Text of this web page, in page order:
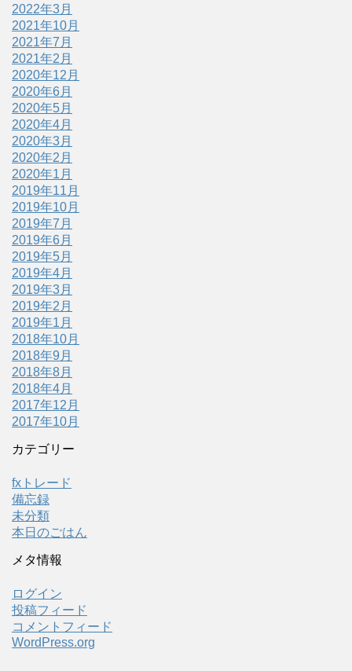
2022年3月
2021年10月
2021年7月
2021年2月
2020年12月
2020年6月
2020年5月
2020年4月
2020年3月
2020年2月
2020年1月
2019年11月
2019年10月
2019年7月
2019年6月
2019年5月
2019年4月
2019年3月
2019年2月
2019年1月
2018年10月
2018年9月
2018年8月
2018年4月
2017年12月
2017年10月
カテゴリー
fxトレード
備忘録
未分類
本日のごはん
メタ情報
ログイン
投稿フィード
コメントフィード
WordPress.org